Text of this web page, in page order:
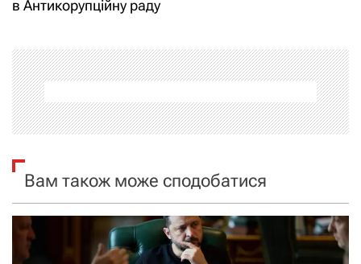
а
ц
і
я
з
в Антикорупційну раду
Вам також може сподобатися